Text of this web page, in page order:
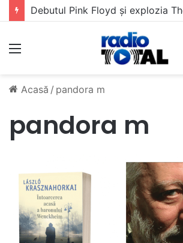
Debutul Pink Floyd și explozia
Meniu
Acasă / pandora m
pandora m